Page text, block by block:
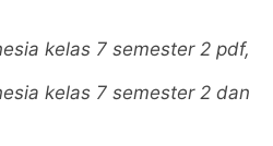
kelas 7 semester 2 pdf,
kelas 7 semester 2 dan